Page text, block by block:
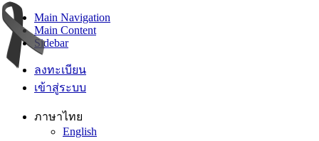
Main Navigation
Main Content
Sidebar
ลงทะเบียน
เข้าสู่ระบบ
ภาษาไทย
English